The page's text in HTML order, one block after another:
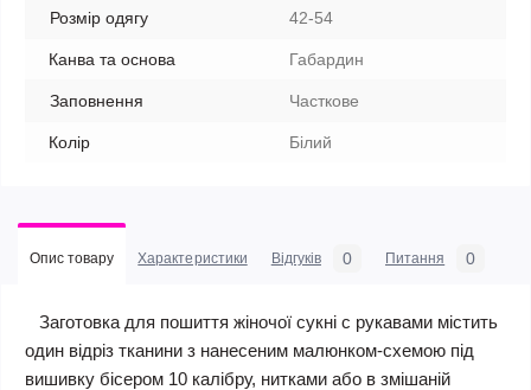
Розмір одягу 42-54
Канва та основа Габардин
Заповнення Часткове
Колір Білий
Опис товару Характеристики Відгуків 0 Питання 0
Заготовка для пошиття жіночої сукні c рукавами містить
один відріз тканини з нанесеним малюнком-схемою під
вишивку бісером 10 калібру, нитками або в змішаній